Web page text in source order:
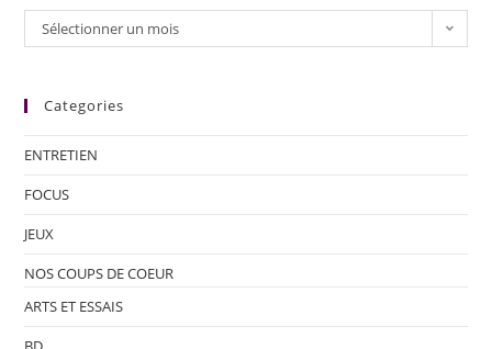
Sélectionner un mois
Categories
ENTRETIEN
FOCUS
JEUX
NOS COUPS DE COEUR
ARTS ET ESSAIS